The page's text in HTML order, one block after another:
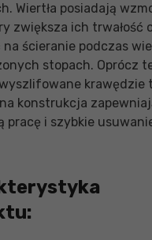
Wiertła posiadają
zwiększa ich trwałość
na ścieranie podczas
stopach. Oprócz
krawędzie
konstrukcja
pracę i szybkie